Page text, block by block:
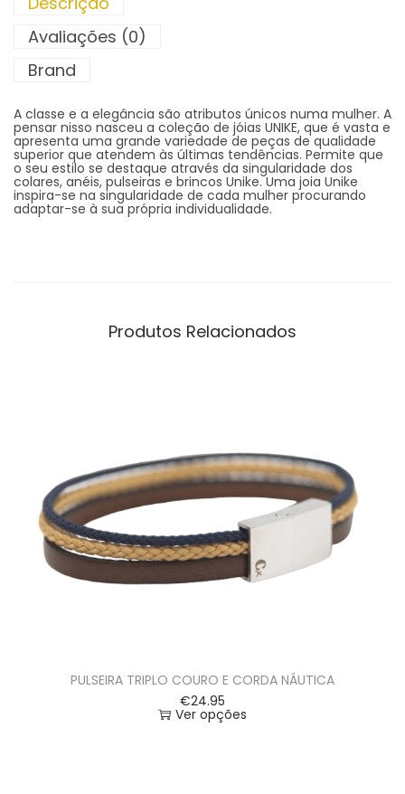
Avaliações (0)
Brand
A classe e a elegância são atributos únicos numa mulher. A
pensar nisso nasceu a coleção de jóias UNIKE, que é vasta e
apresenta uma grande variedade de peças de qualidade
superior que atendem às últimas tendências. Permite que
o seu estilo se destaque através da singularidade dos
colares, anéis, pulseiras e brincos Unike. Uma joia Unike
inspira-se na singularidade de cada mulher procurando
adaptar-se à sua própria individualidade.
Produtos Relacionados
PULSEIRA TRIPLO COURO E CORDA NÁUTICA
€24.95
Ver opções